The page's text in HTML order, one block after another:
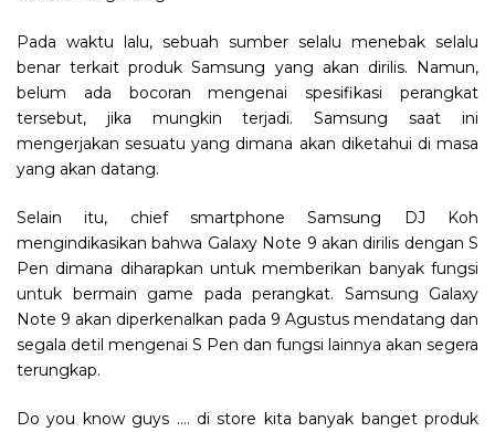
Pada waktu lalu, sebuah sumber selalu menebak selalu
benar terkait produk Samsung yang akan dirilis. Namun,
belum ada bocoran mengenai spesifikasi perangkat
tersebut, jika mungkin terjadi. Samsung saat ini
mengerjakan sesuatu yang dimana akan diketahui di masa
yang akan datang.
Selain itu, chief smartphone Samsung DJ Koh
mengindikasikan bahwa Galaxy Note 9 akan dirilis dengan S
Pen dimana diharapkan untuk memberikan banyak fungsi
untuk bermain game pada perangkat. Samsung Galaxy
Note 9 akan diperkenalkan pada 9 Agustus mendatang dan
segala detil mengenai S Pen dan fungsi lainnya akan segera
terungkap.
Do you know guys …. di store kita banyak banget produk